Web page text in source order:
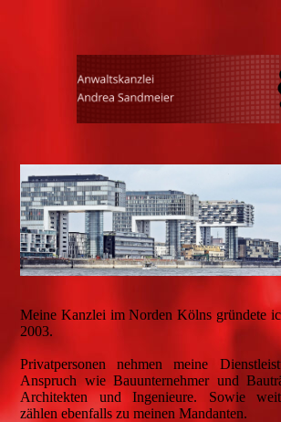
Meine Kanzlei im Norden Kölns gründete
2003.
Privatpersonen nehmen meine
Anspruch wie Bauunternehmer und
Architekten und Ingenieure. Sowie
zählen ebenfalls zu meinen Mandanten.